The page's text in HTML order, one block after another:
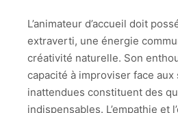
L’animateur d’accueil doit
extraverti, une énergie
créativité naturelle. Son
capacité à improviser face aux
inattendues constituent des
indispensables. L’empathie et